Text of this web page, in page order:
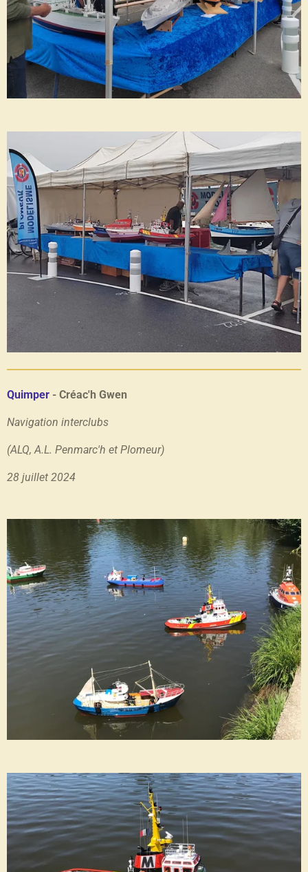
Quimper - Créac'h Gwen
Navigation interclubs
(ALQ, A.L. Penmarc'h et Plomeur)
28 juillet 2024